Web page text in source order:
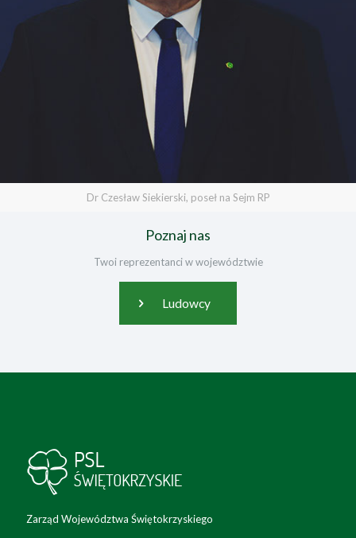
Dr Czesław Siekierski, poseł na Sejm RP
Poznaj nas
Twoi reprezentanci w województwie
Ludowcy
Zarząd Województwa Świętokrzyskiego